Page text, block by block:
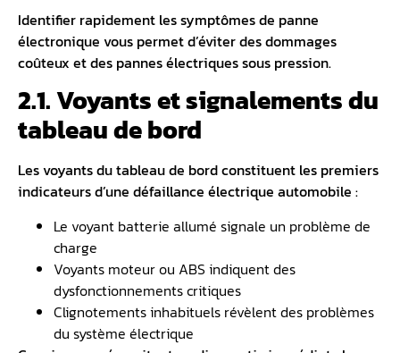
Identifier rapidement les symptômes de panne
électronique vous permet d’éviter des dommages
coûteux et des pannes électriques sous pression.
2.1. Voyants et signalements du
tableau de bord
Les voyants du tableau de bord constituent les premiers
indicateurs d’une défaillance électrique automobile :
Le voyant batterie allumé signale un problème de
charge
Voyants moteur ou ABS indiquent des
dysfonctionnements critiques
Clignotements inhabituels révèlent des problèmes
du système électrique